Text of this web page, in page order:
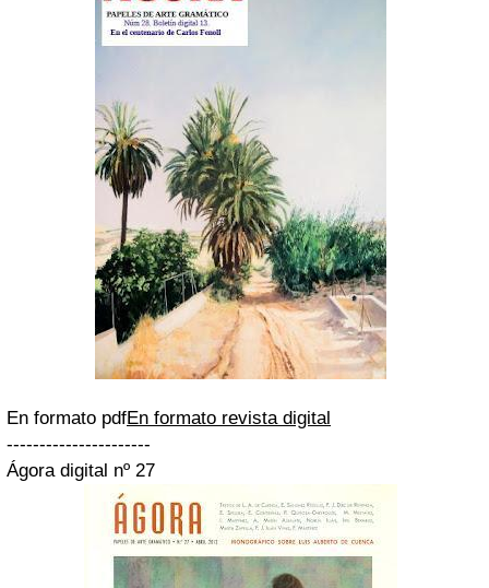
En formato pdfEn formato revista digital
----------------------
Ágora digital nº 27